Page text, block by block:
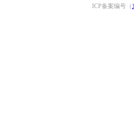
ICP备案编号（